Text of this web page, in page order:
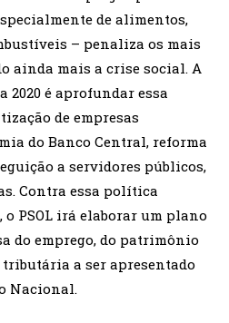
de alimentos,
– penaliza os mais
ainda mais a crise social. A
2020 é aprofundar essa
de empresas
do Banco Central, reforma
a servidores públicos,
Contra essa política
PSOL irá elaborar um plano
do emprego, do patrimônio
a ser apresentado
Nacional.